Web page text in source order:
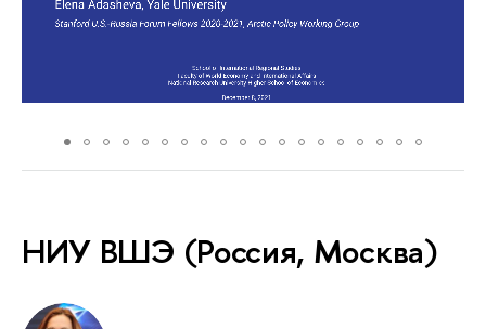
НИУ ВШЭ (Россия, Москва)